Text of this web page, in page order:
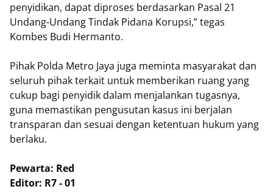
penyidikan, dapat diproses berdasarkan Pasal 21
Undang-Undang Tindak Pidana Korupsi,” tegas
Kombes Budi Hermanto.
Pihak Polda Metro Jaya juga meminta masyarakat dan
seluruh pihak terkait untuk memberikan ruang yang
cukup bagi penyidik dalam menjalankan tugasnya,
guna memastikan pengusutan kasus ini berjalan
transparan dan sesuai dengan ketentuan hukum yang
berlaku.
Pewarta: Red
Editor: R7 - 01